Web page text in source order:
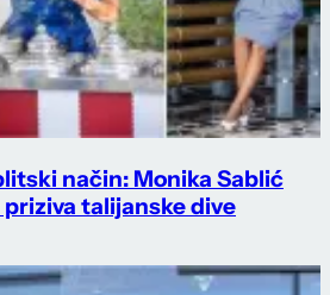
način: Monika Sablić
talijanske dive